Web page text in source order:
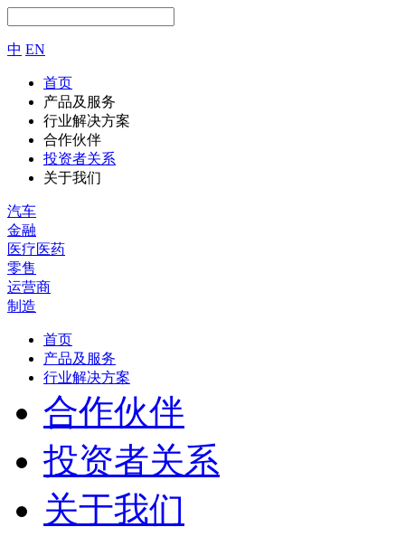
中 EN
首页
产品及服务
行业解决方案
合作伙伴
投资者关系
关于我们
汽车
金融
医疗医药
零售
运营商
制造
首页
产品及服务
行业解决方案
合作伙伴
投资者关系
关于我们